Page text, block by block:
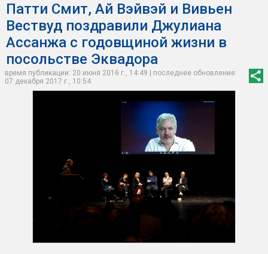
Патти Смит, Ай Вэйвэй и Вивьен
Вествуд поздравили Джулиана
Ассанжа с годовщиной жизни в
посольстве Эквадора
время публикации: 20 июня 2016 г., 14:49 | последнее обновление:
07 декабря 2017 г., 10:54